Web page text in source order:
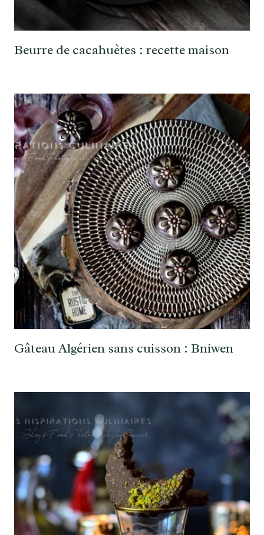
Beurre de cacahuètes : recette maison
Gâteau Algérien sans cuisson : Bniwen